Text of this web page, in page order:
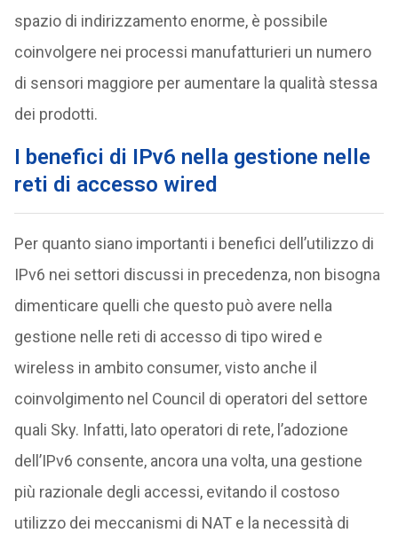
spazio di indirizzamento enorme, è possibile
coinvolgere nei processi manufatturieri un numero
di sensori maggiore per aumentare la qualità stessa
dei prodotti.
I benefici di IPv6 nella gestione nelle
reti di accesso wired
Per quanto siano importanti i benefici dell’utilizzo di
IPv6 nei settori discussi in precedenza, non bisogna
dimenticare quelli che questo può avere nella
gestione nelle reti di accesso di tipo wired e
wireless in ambito consumer, visto anche il
coinvolgimento nel Council di operatori del settore
quali Sky. Infatti, lato operatori di rete, l’adozione
dell’IPv6 consente, ancora una volta, una gestione
più razionale degli accessi, evitando il costoso
utilizzo dei meccanismi di NAT e la necessità di